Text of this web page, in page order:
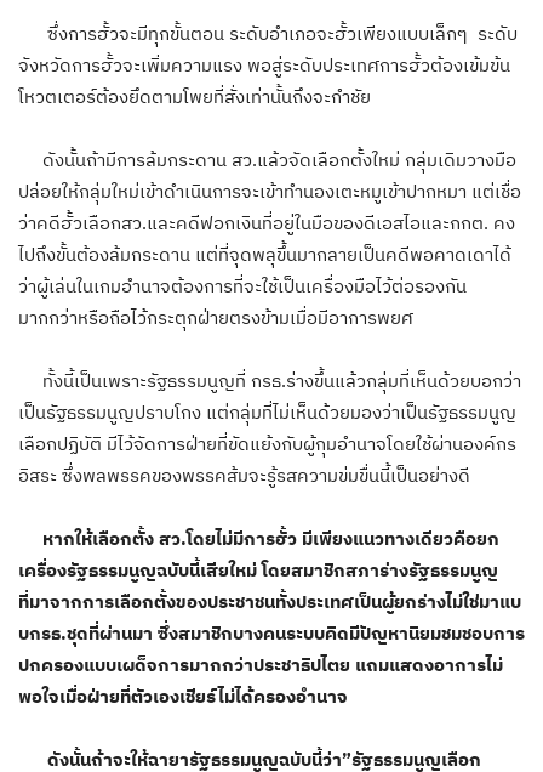
ซึ่งการฮั้วจะมีทุกขั้นตอน ระดับอำเภอจะฮั้วเพียงแบบเล็กๆ ระดับ
จังหวัดการฮั้วจะเพิ่มความแรง พอสู่ระดับประเทศการฮั้วต้องเข้มข้น
โหวตเตอร์ต้องยึดตามโพยที่สั่งเท่านั้นถึงจะกำชัย
ดังนั้นถ้ามีการล้มกระดาน สว.แล้วจัดเลือกตั้งใหม่ กลุ่มเดิมวางมือ
ปล่อยให้กลุ่มใหม่เข้าดำเนินการจะเข้าทำนองเตะหมูเข้าปากหมา แต่เชื่อ
ว่าคดีฮั้วเลือกสว.และคดีฟอกเงินที่อยู่ในมือของดีเอสไอและกกต. คง
ไปถึงขั้นต้องล้มกระดาน แต่ที่จุดพลุขึ้นมากลายเป็นคดีพอคาดเดาได้
ว่าผู้เล่นในเกมอำนาจต้องการที่จะใช้เป็นเครื่องมือไว้ต่อรองกัน
มากกว่าหรือถือไว้กระตุกฝ่ายตรงข้ามเมื่อมีอาการพยศ
ทั้งนี้เป็นเพราะรัฐธรรมนูญที่ กรธ.ร่างขึ้นแล้วกลุ่มที่เห็นด้วยบอกว่า
เป็นรัฐธรรมนูญปราบโกง แต่กลุ่มที่ไม่เห็นด้วยมองว่าเป็นรัฐธรรมนูญ
เลือกปฏิบัติ มีไว้จัดการฝ่ายที่ขัดแย้งกับผู้กุมอำนาจโดยใช้ผ่านองค์กร
อิสระ ซึ่งพลพรรคของพรรคส้มจะรู้รสความข่มขื่นนี้เป็นอย่างดี
หากให้เลือกตั้ง สว.โดยไม่มีการฮั้ว มีเพียงแนวทางเดียวคือยก
เครื่องรัฐธรรมนูญฉบับนี้เสียใหม่ โดยสมาชิกสภาร่างรัฐธรรมนูญ
ที่มาจากการเลือกตั้งของประชาชนทั้งประเทศเป็นผู้ยกร่างไม่ใช่มาแบ
บกรธ.ชุดที่ผ่านมา ซึ่งสมาชิกบางคนระบบคิดมีปัญหานิยมชมชอบการ
ปกครองแบบเผด็จการมากกว่าประชาธิปไตย แถมแสดงอาการไม่
พอใจเมื่อฝ่ายที่ตัวเองเชียร์ไม่ได้ครองอำนาจ
ดังนั้นถ้าจะให้ฉายารัฐธรรมนูญฉบับนี้ว่า”รัฐธรรมนูญเลือก